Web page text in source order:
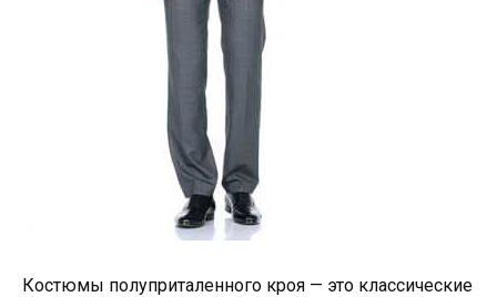
Костюмы полуприталенного кроя — это классические